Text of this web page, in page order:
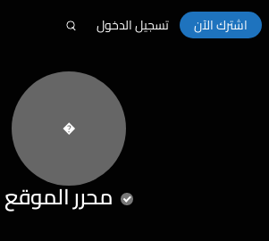
تسجيل الدخول اشترك الآن
�
محرر الموقع